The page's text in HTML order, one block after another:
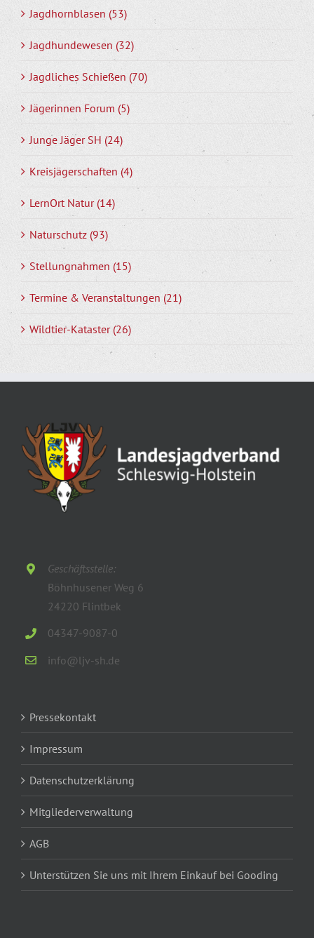
Jagdhornblasen (53)
Jagdhundewesen (32)
Jagdliches Schießen (70)
Jägerinnen Forum (5)
Junge Jäger SH (24)
Kreisjägerschaften (4)
LernOrt Natur (14)
Naturschutz (93)
Stellungnahmen (15)
Termine & Veranstaltungen (21)
Wildtier-Kataster (26)
Geschäftsstelle:
Böhnhusener Weg 6
24220 Flintbek
04347-9087-0
info@ljv-sh.de
Pressekontakt
Impressum
Datenschutzerklärung
Mitgliederverwaltung
AGB
Unterstützen Sie uns mit Ihrem Einkauf bei Gooding